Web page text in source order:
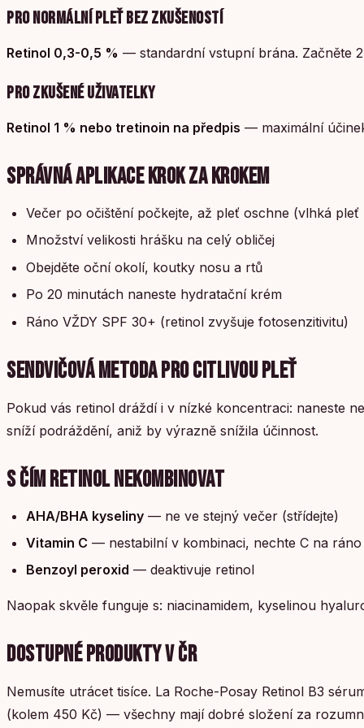
PRO NORMÁLNÍ PLEŤ BEZ ZKUŠENOSTÍ
Retinol 0,3-0,5 % — standardní vstupní brána. Začněte
PRO ZKUŠENÉ UŽIVATELKY
Retinol 1 % nebo tretinoin na předpis — maximální
SPRÁVNÁ APLIKACE KROK ZA KROKEM
Večer po očištění počkejte, až pleť oschne (vlhká
Množství velikosti hrášku na celý obličej
Obejděte oční okolí, koutky nosu a rtů
Po 20 minutách naneste hydratační krém
Ráno VŽDY SPF 30+ (retinol zvyšuje fotosenzitivitu)
SENDVIČOVÁ METODA PRO CITLIVOU PLEŤ
Pokud vás retinol dráždí i v nízké koncentraci: naneste
sníží podráždění, aniž by výrazně snížila účinnost.
S ČÍM RETINOL NEKOMBINOVAT
AHA/BHA kyseliny — ne ve stejný večer (střídejte)
Vitamin C — nestabilní v kombinaci, nechte C na ráno
Benzoyl peroxid — deaktivuje retinol
Naopak skvěle funguje s: niacinamidem, kyselinou
DOSTUPNÉ PRODUKTY V ČR
Nemusíte utrácet tisíce. La Roche-Posay Retinol B3
(kolem 450 Kč) — všechny mají dobré složení za